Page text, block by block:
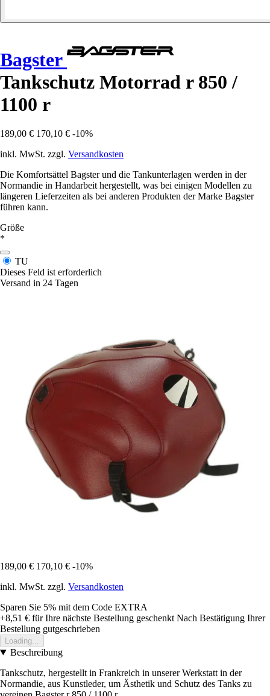
Bagster
Tankschutz Motorrad r 850 /
1100 r
189,00 € 170,10 € -10%
inkl. MwSt. zzgl. Versandkosten
Die Komfortsättel Bagster und die Tankunterlagen werden in der
Normandie in Handarbeit hergestellt, was bei einigen Modellen zu
längeren Lieferzeiten als bei anderen Produkten der Marke Bagster
führen kann.
Größe
*
TU
Dieses Feld ist erforderlich
Versand in 24 Tagen
189,00 € 170,10 € -10%
inkl. MwSt. zzgl. Versandkosten
Sparen Sie 5% mit dem Code EXTRA
+8,51 € für Ihre nächste Bestellung geschenkt Nach Bestätigung Ihrer
Bestellung gutgeschrieben
Loading...
Beschreibung
Tankschutz, hergestellt in Frankreich in unserer Werkstatt in der
Normandie, aus Kunstleder, um Ästhetik und Schutz des Tanks zu